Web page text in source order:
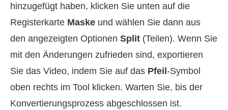
hinzugefügt haben, klicken Sie unten auf die
Registerkarte Maske und wählen Sie dann aus
den angezeigten Optionen Split (Teilen). Wenn Sie
mit den Änderungen zufrieden sind, exportieren
Sie das Video, indem Sie auf das Pfeil-Symbol
oben rechts im Tool klicken. Warten Sie, bis der
Konvertierungsprozess abgeschlossen ist.